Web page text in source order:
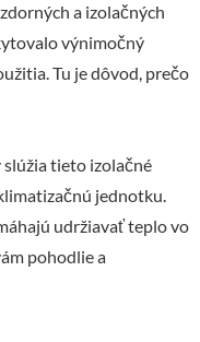
a izolačných
výnimočný
Tu je dôvod, prečo
slúžia tieto izolačné
jednotku.
udržiavať teplo vo
pohodlie a